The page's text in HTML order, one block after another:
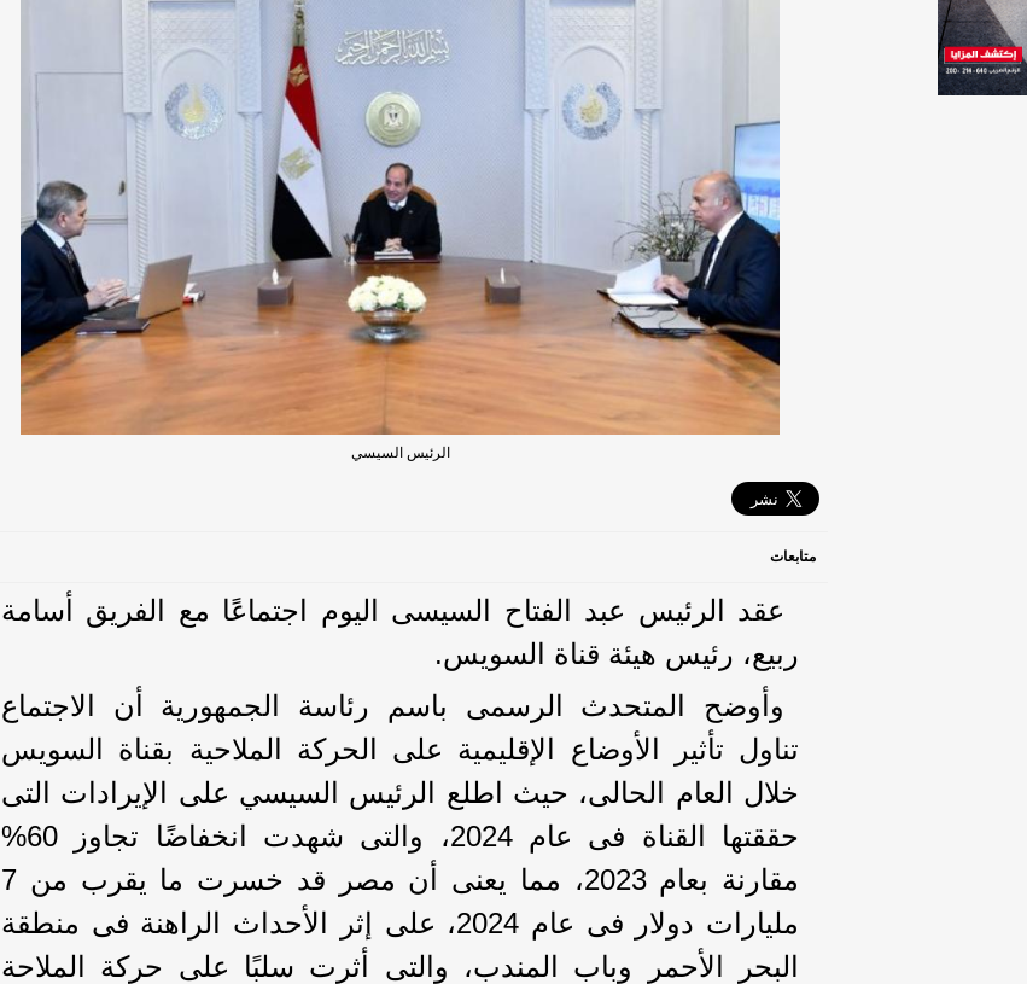
الرئيس السيسي
متابعات
عقد الرئيس عبد الفتاح السيسى اليوم اجتماعًا مع الفريق أسامة
ربيع، رئيس هيئة قناة السويس.
وأوضح المتحدث الرسمى باسم رئاسة الجمهورية أن الاجتماع
تناول تأثير الأوضاع الإقليمية على الحركة الملاحية بقناة السويس
خلال العام الحالى، حيث اطلع الرئيس السيسي على الإيرادات التى
حققتها القناة فى عام 2024، والتى شهدت انخفاضًا تجاوز 60%
مقارنة بعام 2023، مما يعنى أن مصر قد خسرت ما يقرب من 7
مليارات دولار فى عام 2024، على إثر الأحداث الراهنة فى منطقة
البحر الأحمر وباب المندب، والتى أثرت سلبًا على حركة الملاحة